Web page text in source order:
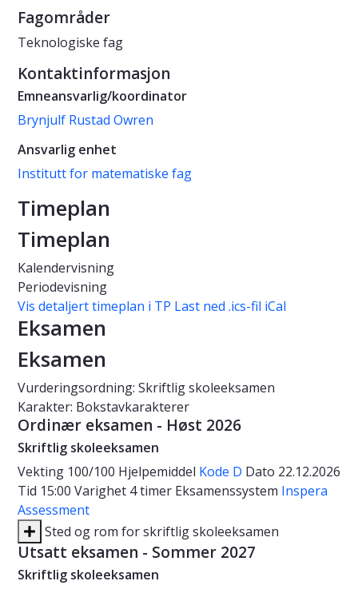
Fagområder
Teknologiske fag
Kontaktinformasjon
Emneansvarlig/koordinator
Brynjulf Rustad Owren
Ansvarlig enhet
Institutt for matematiske fag
Timeplan
Timeplan
Kalendervisning
Periodevisning
Vis detaljert timeplan i TP Last ned .ics-fil iCal
Eksamen
Eksamen
Vurderingsordning: Skriftlig skoleeksamen
Karakter: Bokstavkarakterer
Ordinær eksamen - Høst 2026
Skriftlig skoleeksamen
Vekting 100/100 Hjelpemiddel Kode D Dato 22.12.2026
Tid 15:00 Varighet 4 timer Eksamenssystem Inspera
Assessment
Sted og rom for skriftlig skoleeksamen
Utsatt eksamen - Sommer 2027
Skriftlig skoleeksamen